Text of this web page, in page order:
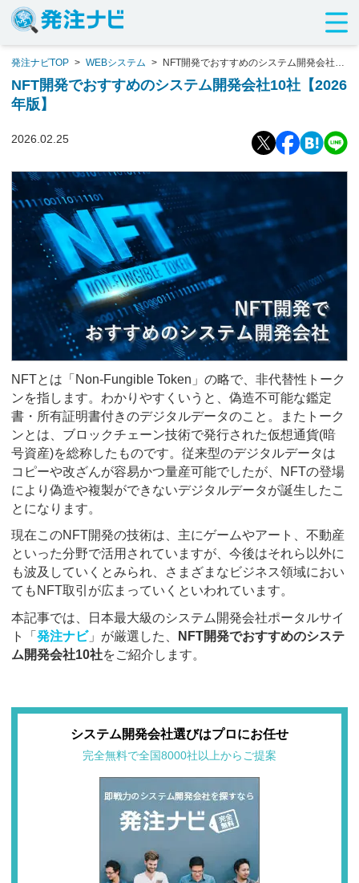
発注ナビTOP > WEBシステム >
NFT開発でおすすめのシステム開発会社10
社【2026年版】
NFT開発でおすすめのシステム開発会社10社【2026
年版】
2026.02.25
NFTとは「Non-Fungible Token」の略で、非代替性トーク
ンを指します。わかりやすくいうと、偽造不可能な鑑定
書・所有証明書付きのデジタルデータのこと。またトーク
ンとは、ブロックチェーン技術で発行された仮想通貨(暗
号資産)を総称したものです。従来型のデジタルデータは
コピーや改ざんが容易かつ量産可能でしたが、NFTの登場
により偽造や複製ができないデジタルデータが誕生したこ
とになります。
現在このNFT開発の技術は、主にゲームやアート、不動産
といった分野で活用されていますが、今後はそれら以外に
も波及していくとみられ、さまざまなビジネス領域におい
てもNFT取引が広まっていくといわれています。
本記事では、日本最大級のシステム開発会社ポータルサイ
ト「 発注ナビ」が厳選した、
NFT開発でおすすめのシステ
ム開発会社10社をご紹介します。
システム開発会社選びはプロにお任せ
完全無料で全国8000社以上からご提案